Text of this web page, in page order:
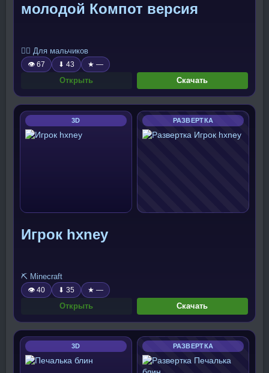
молодой Компот версия
🧍‍♂️ Для мальчиков
👁 67 ⬇ 43 ★ —
Открыть Скачать
3D РАЗВЕРТКА
Игрок hxney
⛏️ Minecraft
👁 40 ⬇ 35 ★ —
Открыть Скачать
3D РАЗВЕРТКА